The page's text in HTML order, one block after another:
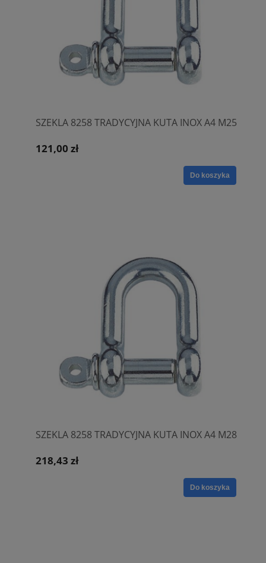
SZEKLA 8258 TRADYCYJNA KUTA INOX A4 M25
121,00 zł
Do koszyka
SZEKLA 8258 TRADYCYJNA KUTA INOX A4 M28
218,43 zł
Do koszyka